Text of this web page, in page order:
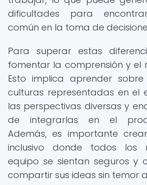
dificultades para
común en la toma de
Para superar estas
fomentar la comprensión y el
Esto implica aprender
culturas representadas en el
las perspectivas diversas y
de integrarlas en el
Además, es importante
inclusivo donde todos los
equipo se sientan seguros y
compartir sus ideas sin temor